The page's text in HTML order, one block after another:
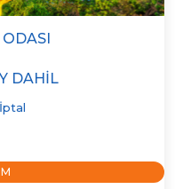
DAHIL